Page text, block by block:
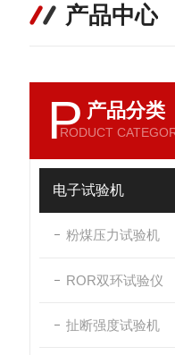
产品中心
P 产品分类
RODUCT
电子试验机
粉煤压力试验机
ROR双环试验仪
扯断强度试验机